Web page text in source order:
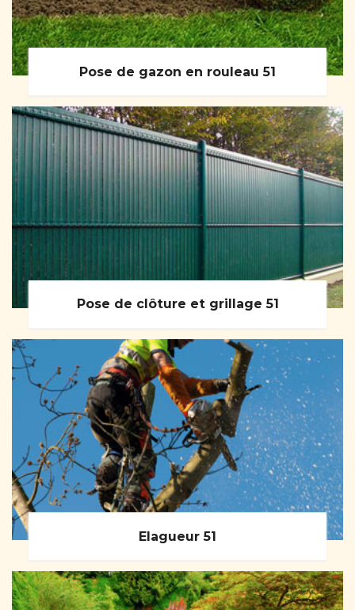
Pose de gazon en rouleau 51
Pose de clôture et grillage 51
Elagueur 51